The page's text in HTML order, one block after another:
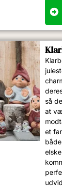
så
at
et